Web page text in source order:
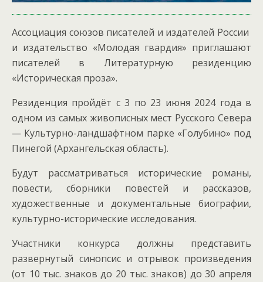
Ассоциация союзов писателей и издателей России
и издательство «Молодая гвардия» приглашают
писателей в Литературную резиденцию
«Историческая проза».
Резиденция пройдёт с 3 по 23 июня 2024 года в
одном из самых живописных мест Русского Севера
— Культурно-ландшафтном парке «Голубино» под
Пинегой (Архангельская область).
Будут рассматриваться исторические романы,
повести, сборники повестей и рассказов,
художественные и документальные биографии,
культурно-исторические исследования.
Участники конкурса должны представить
развернутый синопсис и отрывок произведения
(от 10 тыс. знаков до 20 тыс. знаков) до 30 апреля